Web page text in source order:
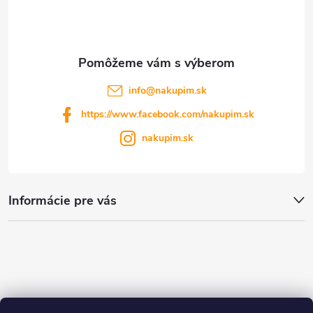
Informácie pre vás
info@nakupim.sk
https://www.facebook.com/nakupim.sk
nakupim.sk